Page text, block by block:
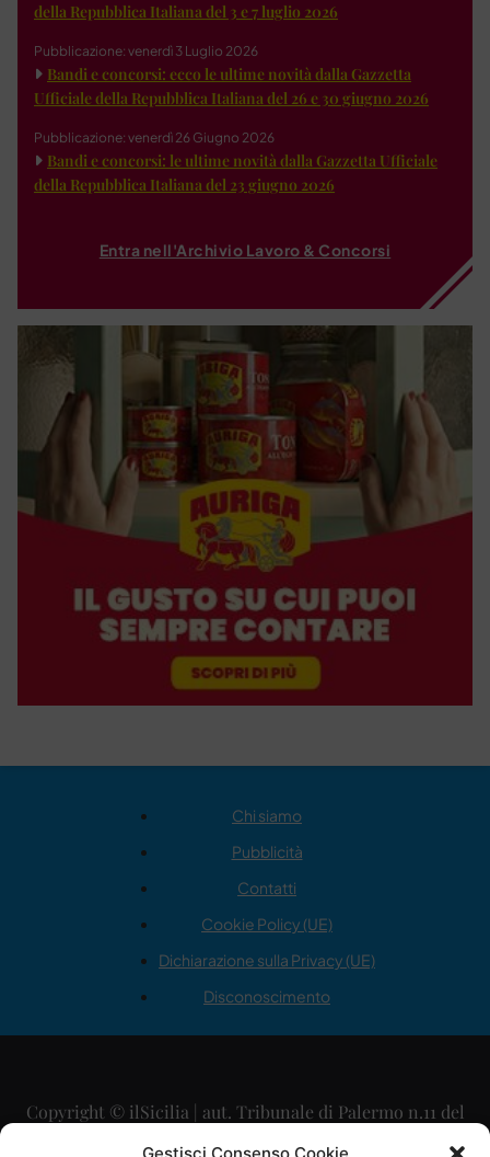
della Repubblica Italiana del 3 e 7 luglio 2026
Pubblicazione: venerdì 3 Luglio 2026
Bandi e concorsi: ecco le ultime novità dalla Gazzetta
Ufficiale della Repubblica Italiana del 26 e 30 giugno 2026
Pubblicazione: venerdì 26 Giugno 2026
Bandi e concorsi: le ultime novità dalla Gazzetta Ufficiale
della Repubblica Italiana del 23 giugno 2026
Entra nell'Archivio Lavoro & Concorsi
Chi siamo
Pubblicità
Contatti
Cookie Policy (UE)
Dichiarazione sulla Privacy (UE)
Disconoscimento
Copyright © ilSicilia | aut. Tribunale di Palermo n.11 del
29/09/2015